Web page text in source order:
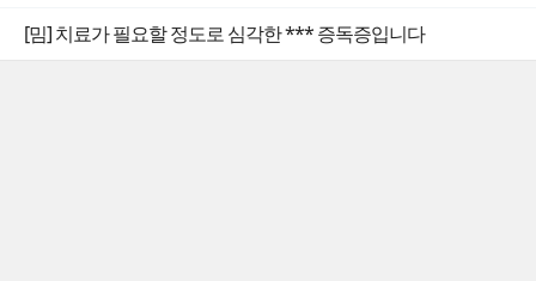
[밈] 치료가 필요할 정도로 심각한 *** 증독증입니다